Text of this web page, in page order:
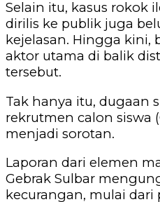
Selain itu, kasus rokok
dirilis ke publik juga
kejelasan. Hingga kini,
aktor utama di balik
tersebut.
Tak hanya itu, dugaan
rekrutmen calon siswa
menjadi sorotan.
Laporan dari elemen
Gebrak Sulbar
kecurangan, mulai